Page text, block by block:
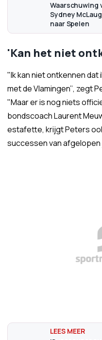
Waarschuwing
Sydney
naar Spelen
'Kan het niet
"Ik kan niet ontkennen dat
met de Vlamingen’’, zegt
"Maar er is nog niets
bondscoach Laurent
estafette, krijgt Peters
successen van afgelopen